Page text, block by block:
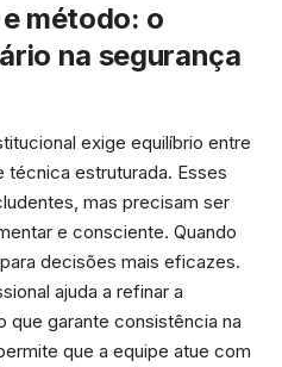
método: o
na segurança
exige equilíbrio entre
técnica estruturada. Esses
mas precisam ser
e consciente. Quando
decisões mais eficazes.
ajuda a refinar a
garante consistência na
que a equipe atue com